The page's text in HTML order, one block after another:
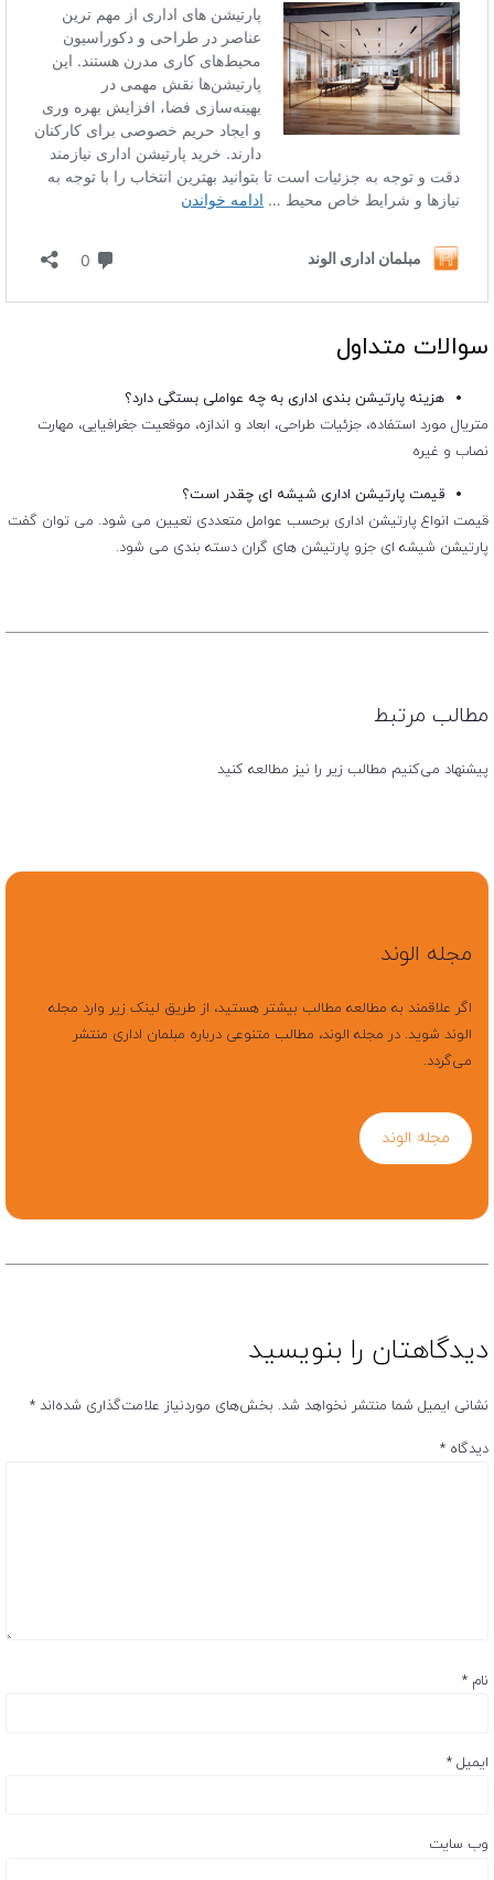
سوالات متداول
هزینه پارتیشن بندی اداری به چه عواملی بستگی دارد؟
متریال مورد استفاده، جزئیات طراحی، ابعاد و اندازه، موقعیت جغرافیایی، مهارت
نصاب و غیره
قیمت پارتیشن اداری شیشه ای چقدر است؟
قیمت انواع پارتیشن اداری برحسب عوامل متعددی تعیین می شود. می توان گفت
پارتیشن شیشه ای جزو پارتیشن های گران دسته بندی می شود.
مطالب مرتبط
پیشنهاد می‌کنیم مطالب زیر را نیز مطالعه کنید
مجله الوند
اگر علاقمند به مطالعه مطالب بیشتر هستید، از طریق لینک زیر وارد مجله
الوند شوید. در مجله الوند، مطالب متنوعی درباره مبلمان اداری منتشر
می‌گردد.
مجله الوند
دیدگاهتان را بنویسید
نشانی ایمیل شما منتشر نخواهد شد. بخش‌های موردنیاز علامت‌گذاری شده‌اند *
دیدگاه *
نام *
ایمیل *
وب‌ سایت